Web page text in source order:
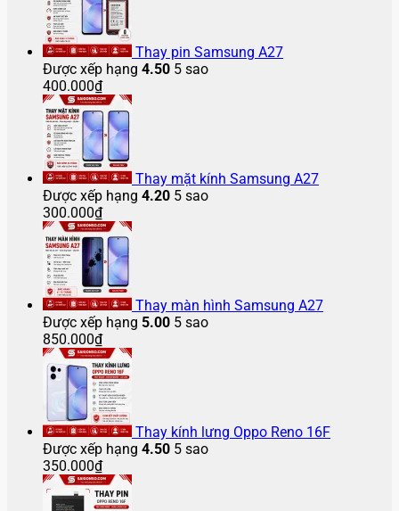
iPhone
2025
bao
nhiêu?
bị
vỡ
Max
bị
Thay pin Samsung A27
Được xếp hạng 4.50 5 sao
400.000₫
Thay mặt kính Samsung A27
Được xếp hạng 4.20 5 sao
300.000₫
Thay màn hình Samsung A27
Được xếp hạng 5.00 5 sao
850.000₫
Thay kính lưng Oppo Reno 16F
Được xếp hạng 4.50 5 sao
350.000₫